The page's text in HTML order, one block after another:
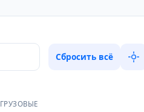
Сбросить всё
ГРУЗОВЫЕ